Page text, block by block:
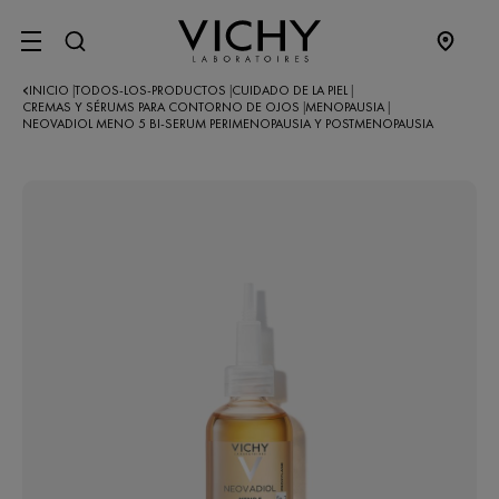
SITE MENU
INICIO TODOS-LOS-PRODUCTOS CUIDADO DE LA PIEL
CREMAS Y SÉRUMS PARA CONTORNO DE OJOS MENOPAUSIA
NEOVADIOL MENO 5 BI-SERUM PERIMENOPAUSIA Y POSTMENOPAUSIA